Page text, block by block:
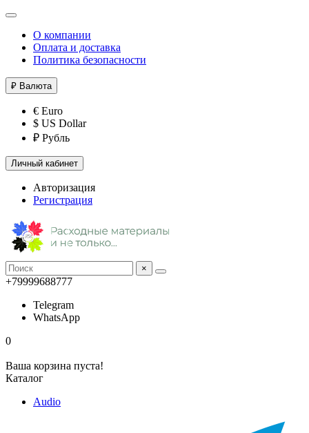
О компании
Оплата и доставка
Политика безопасности
₽ Валюта
€ Euro
$ US Dollar
₽ Рубль
Личный кабинет
Авторизация
Регистрация
×
+79999688777
Telegram
WhatsApp
0
Ваша корзина пуста!
Каталог
Audio